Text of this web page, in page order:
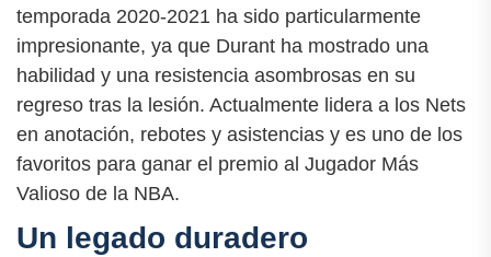
temporada 2020-2021 ha sido particularmente
impresionante, ya que Durant ha mostrado una
habilidad y una resistencia asombrosas en su
regreso tras la lesión. Actualmente lidera a los Nets
en anotación, rebotes y asistencias y es uno de los
favoritos para ganar el premio al Jugador Más
Valioso de la NBA.
Un legado duradero